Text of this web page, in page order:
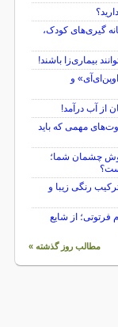
گیری‌های کودک،
و
از آب درآمد!
مهمی که باید
چشمان شما؛
رنگی زیبا و
فرتوتی؛ از شایع
مطالب روز گذشته »